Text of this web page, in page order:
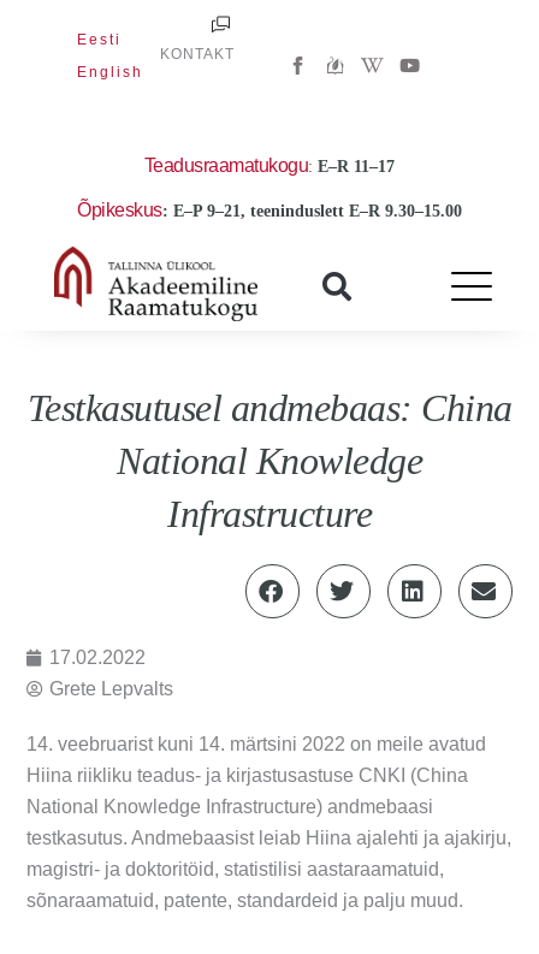
Eesti
English
KONTAKT
W
i
d
-
Y
o
Teadusraamatukogu:E–R 11–17
Õpikeskus: E–P 9–21, teeninduslett E–R 9.30–15.00
Testkasutusel andmebaas: China
National Knowledge
Infrastructure
17.02.2022
Grete Lepvalts
14. veebruarist kuni 14. märtsini 2022 on meile avatud
Hiina riikliku teadus- ja kirjastusastuse CNKI (China
National Knowledge Infrastructure) andmebaasi
testkasutus. Andmebaasist leiab Hiina ajalehti ja ajakirju,
magistri- ja doktoritöid, statistilisi aastaraamatuid,
sõnaraamatuid, patente, standardeid ja palju muud.